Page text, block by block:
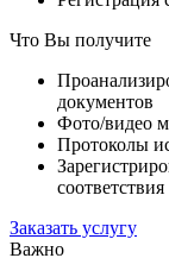
Что Вы получите
документов
Фото/видео
Протоколы
соответствия
Заказать услугу
Важно